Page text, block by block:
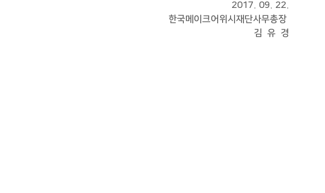
2017. 09. 22.
한국메이크어위시재단사무총장
김 유 경